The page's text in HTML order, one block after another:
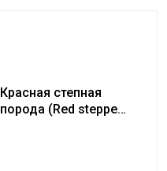
Красная степная
порода (Red steppe